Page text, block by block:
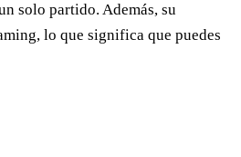
solo partido. Además, su
lo que significa que puedes